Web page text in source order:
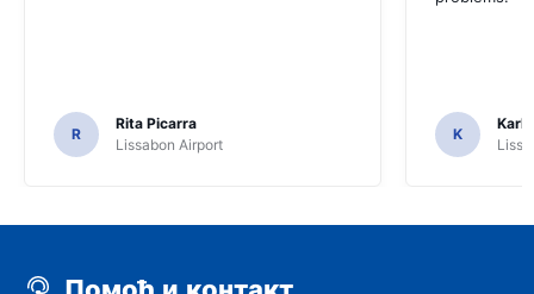
R
Rita Picarra
Lissabon Airport
K
Karl